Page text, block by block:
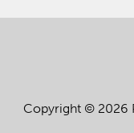
Copyright © 2026